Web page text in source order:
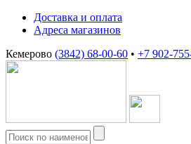
Доставка и оплата
Адреса магазинов
Кемерово (3842) 68-00-60 • +7 902-